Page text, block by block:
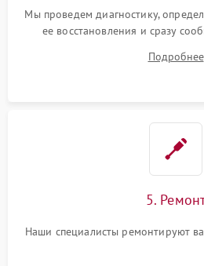
Мы проведем диагностику,
ее восстановления и сразу
Подробнее
5.
Наши специалисты ремонтируют